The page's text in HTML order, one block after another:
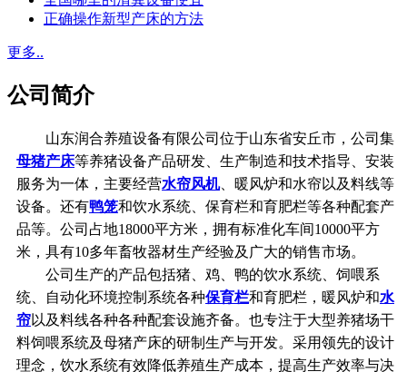
正确操作新型产床的方法
更多..
公司简介
山东润合养殖设备有限公司位于山东省安丘市，公司集
母猪产床等养猪设备产品研发、生产制造和技术指导、安装
服务为一体，主要经营水帘风机、暖风炉和水帘以及料线等
设备。还有鸭笼和饮水系统、保育栏和育肥栏等各种配套产
品等。公司占地18000平方米，拥有标准化车间10000平方
米，具有10多年畜牧器材生产经验及广大的销售市场。
公司生产的产品包括猪、鸡、鸭的饮水系统、饲喂系
统、自动化环境控制系统各种保育栏和育肥栏，暖风炉和水
帘以及料线各种各种配套设施齐备。也专注于大型养猪场干
料饲喂系统及母猪产床的研制生产与开发。采用领先的设计
理念，饮水系统有效降低养殖生产成本，提高生产效率与决